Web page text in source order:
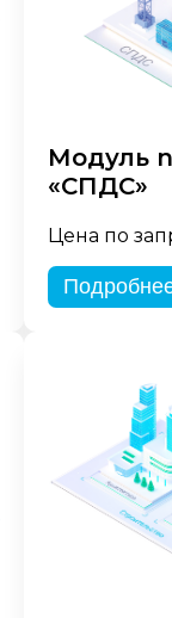
Модуль
«СПДС»
Цена по